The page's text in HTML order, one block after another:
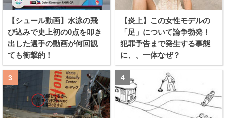
【シュール動画】水泳の飛
び込みで史上初の0点を叩き
出した選手の動画が何回観
ても衝撃的！
【炎上】この女性モデルの
「足」について論争勃発！
犯罪予告まで発生する事態
に、、一体なぜ？